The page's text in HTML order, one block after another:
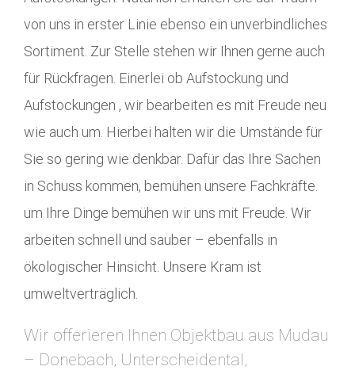
von uns in erster Linie ebenso ein unverbindliches
Sortiment. Zur Stelle stehen wir Ihnen gerne auch
für Rückfragen. Einerlei ob Aufstockung und
Aufstockungen , wir bearbeiten es mit Freude neu
wie auch um. Hierbei halten wir die Umstände für
Sie so gering wie denkbar. Dafür das Ihre Sachen
in Schuss kommen, bemühen unsere Fachkräfte.
um Ihre Dinge bemühen wir uns mit Freude. Wir
arbeiten schnell und sauber – ebenfalls in
ökologischer Hinsicht. Unsere Kram ist
umweltverträglich.
Wir offerieren Ihnen Objektbau aus Mudau
– Donebach, Unterscheidental,